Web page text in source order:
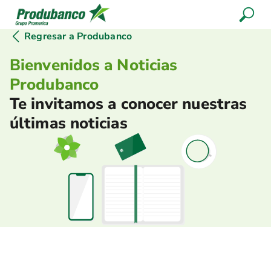
Regresar a Produbanco
Bienvenidos a Noticias
Produbanco
Te invitamos a conocer nuestras
últimas noticias